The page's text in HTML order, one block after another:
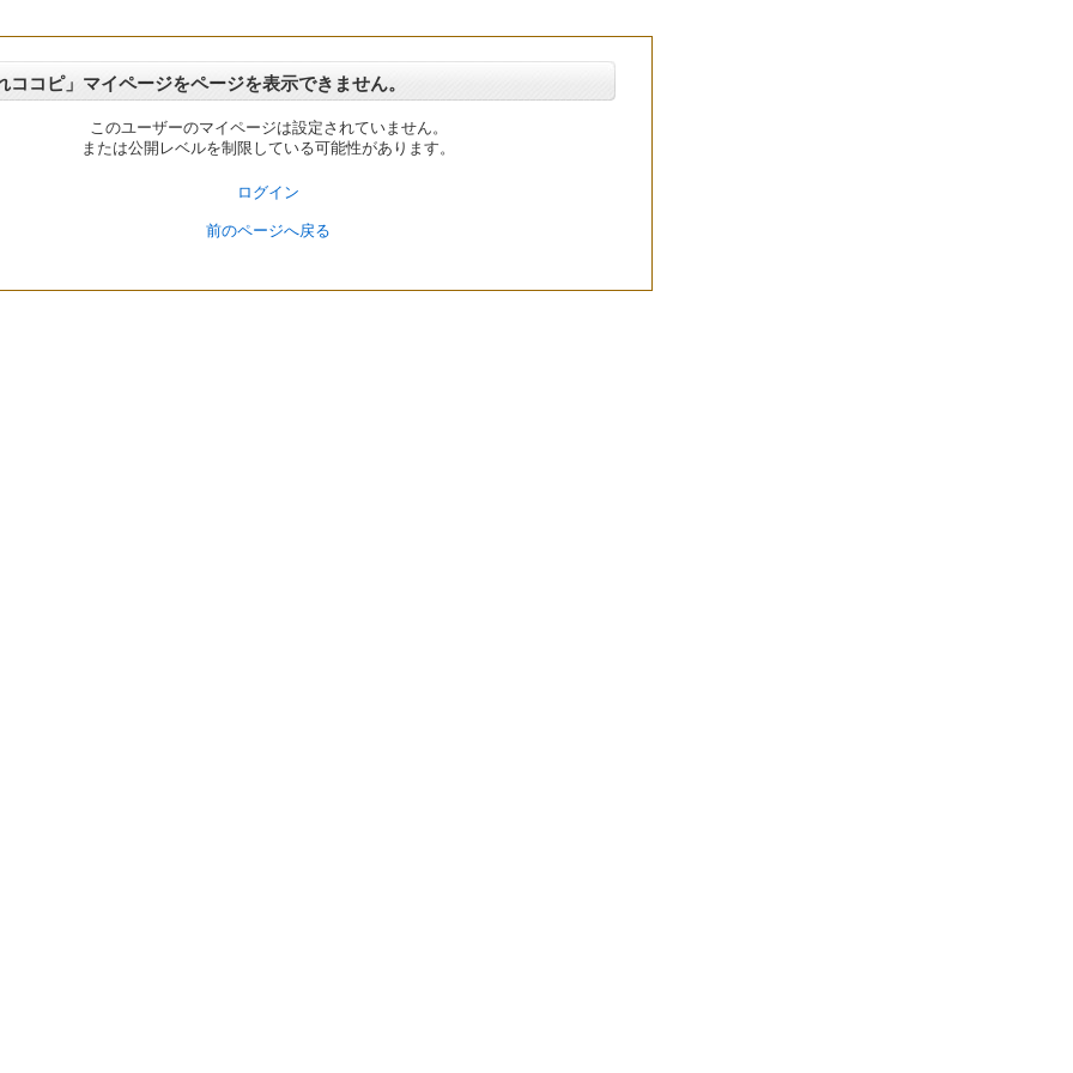
ココピ」マイページをページを表示できません。
このユーザーのマイページは設定されていません。
または公開レベルを制限している可能性があります。
ログイン
前のページへ戻る